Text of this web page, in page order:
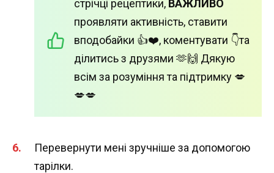
стрічці рецептики, ВАЖЛИВО
проявляти активність, ставити
вподобайки 👍❤️, коментувати 👇та
ділитись з друзями 🫶🙌 Дякую
всім за розуміння та підтримку 💋
💋💋
Перевернути мені зручніше за допомогою
тарілки.